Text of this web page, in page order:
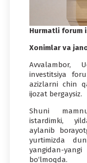
Hurmatli forum
Xonimlar va
Avvalambor,
investitsiya
azizlarni chin
ijozat bergaysiz.
Shuni
istardimki,
aylanib
yurtimizda
yangidan-
bo‘lmoqda.